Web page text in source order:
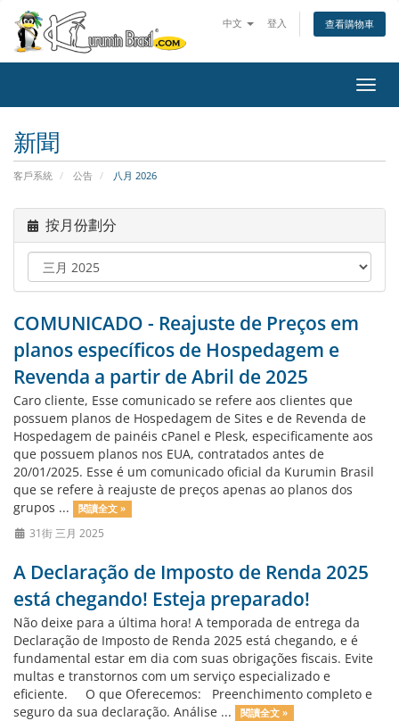
中文 登入 查看購物車
切
換
新聞
客戶系統 公告 八月 2026
按月份劃分
COMUNICADO - Reajuste de Preços em
planos específicos de Hospedagem e
Revenda a partir de Abril de 2025
Caro cliente, Esse comunicado se refere aos clientes que
possuem planos de Hospedagem de Sites e de Revenda de
Hospedagem de painéis cPanel e Plesk, especificamente aos
que possuem planos nos EUA, contratados antes de
20/01/2025. Esse é um comunicado oficial da Kurumin Brasil
que se refere à reajuste de preços apenas ao planos dos
grupos ...
閱讀全文 »
31街 三月 2025
A Declaração de Imposto de Renda 2025
está chegando! Esteja preparado!
Não deixe para a última hora! A temporada de entrega da
Declaração de Imposto de Renda 2025 está chegando, e é
fundamental estar em dia com suas obrigações fiscais. Evite
multas e transtornos com um serviço especializado e
eficiente. O que Oferecemos: Preenchimento completo e
seguro da sua declaração. Análise ...
閱讀全文 »